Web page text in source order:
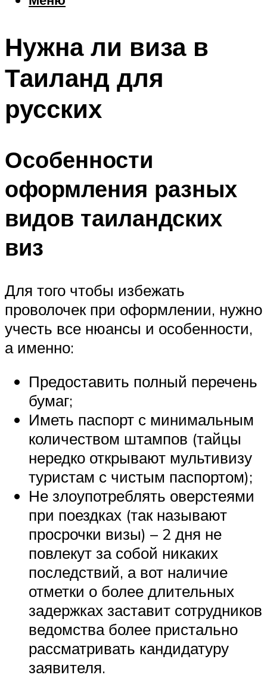
Шоппинг
Что посетить
Меню
Нужна ли виза в
Таиланд для
русских
Особенности
оформления разных
видов таиландских
виз
Для того чтобы избежать
проволочек при оформлении, нужно
учесть все нюансы и особенности,
а именно:
Предоставить полный перечень
бумаг;
Иметь паспорт с минимальным
количеством штампов (тайцы
нередко открывают мультивизу
туристам с чистым паспортом);
Не злоупотреблять оверстеями
при поездках (так называют
просрочки визы) – 2 дня не
повлекут за собой никаких
последствий, а вот наличие
отметки о более длительных
задержках заставит сотрудников
ведомства более пристально
рассматривать кандидатуру
заявителя.